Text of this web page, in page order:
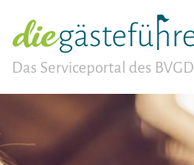
Das Serviceportal des BVGD